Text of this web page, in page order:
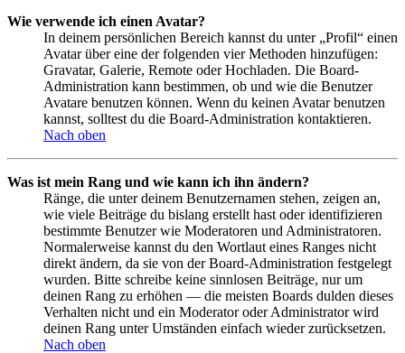
Wie verwende ich einen Avatar?
In deinem persönlichen Bereich kannst du unter „Profil“ einen
Avatar über eine der folgenden vier Methoden hinzufügen:
Gravatar, Galerie, Remote oder Hochladen. Die Board-
Administration kann bestimmen, ob und wie die Benutzer
Avatare benutzen können. Wenn du keinen Avatar benutzen
kannst, solltest du die Board-Administration kontaktieren.
Nach oben
Was ist mein Rang und wie kann ich ihn ändern?
Ränge, die unter deinem Benutzernamen stehen, zeigen an,
wie viele Beiträge du bislang erstellt hast oder identifizieren
bestimmte Benutzer wie Moderatoren und Administratoren.
Normalerweise kannst du den Wortlaut eines Ranges nicht
direkt ändern, da sie von der Board-Administration festgelegt
wurden. Bitte schreibe keine sinnlosen Beiträge, nur um
deinen Rang zu erhöhen — die meisten Boards dulden dieses
Verhalten nicht und ein Moderator oder Administrator wird
deinen Rang unter Umständen einfach wieder zurücksetzen.
Nach oben